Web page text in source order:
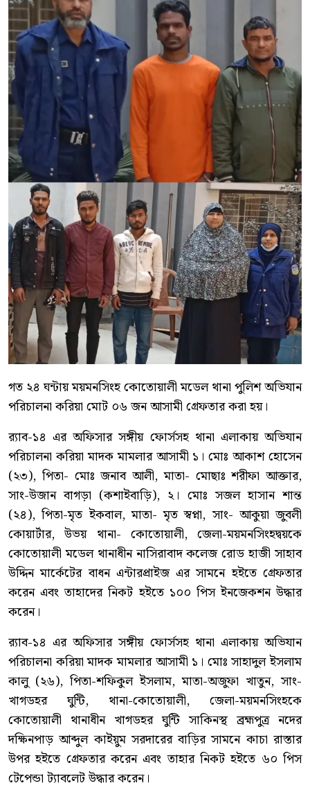
গত ২৪ ঘন্টায় ময়মনসিংহ কোতোয়ালী মডেল থানা পুলিশ অভিযান
পরিচালনা করিয়া মোট ০৬ জন আসামী গ্রেফতার করা হয়।
র‌্যাব-১৪ এর অফিসার সঙ্গীয় ফোর্সসহ থানা এলাকায় অভিযান
পরিচালনা করিয়া মাদক মামলার আসামী ১। মোঃ আকাশ হোসেন
(২৩), পিতা- মোঃ জনাব আলী, মাতা- মোছাঃ শরীফা আক্তার,
সাং-উজান বাগড়া (কশাইবাড়ি), ২। মোঃ সজল হাসান শান্ত
(২৪), পিতা-মৃত ইকবাল, মাতা- মৃত স্বপ্না, সাং- আকুয়া জুবলী
কোয়ার্টার, উভয় থানা- কোতোয়ালী, জেলা-ময়মনসিংহদ্বয়কে
কোতোয়ালী মডেল থানাধীন নাসিরাবাদ কলেজ রোড হাজী সাহাব
উদ্দিন মার্কেটের বাধন এন্টারপ্রাইজ এর সামনে হইতে গ্রেফতার
করেন এবং তাহাদের নিকট হইতে ১০০ পিস ইনজেকশন উদ্ধার
করেন।
র‌্যাব-১৪ এর অফিসার সঙ্গীয় ফোর্সসহ থানা এলাকায় অভিযান
পরিচালনা করিয়া মাদক মামলার আসামী ১। মোঃ সাহাদুল ইসলাম
কালু (২৬), পিতা-শফিকুল ইসলাম, মাতা-অজুফা খাতুন, সাং-
খাগডহর ঘুন্টি, থানা-কোতোয়ালী, জেলা-ময়মনসিংহকে
কোতোয়ালী থানাধীন খাগডহর ঘুন্টি সাকিনস্থ ব্রহ্মপুত্র নদের
দক্ষিনপাড় আব্দুল কাইয়ুম সরদারের বাড়ির সামনে কাচা রাস্তার
উপর হইতে গ্রেফতার করেন এবং তাহার নিকট হইতে ৬০ পিস
টেপেন্ডা ট্যাবলেট উদ্ধার করেন।